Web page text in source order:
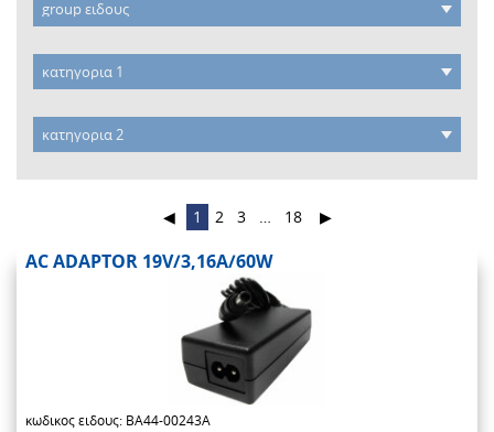
◀ 1 2 3 … 18 ▶
AC ADAPTOR 19V/3,16A/60W
κωδικος ειδους: BA44-00243A